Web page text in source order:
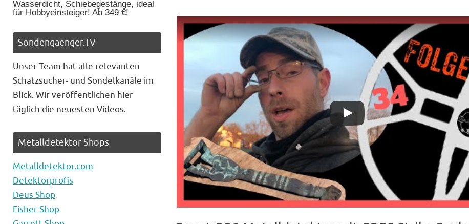
Wasserdicht, Schiebegestänge, ideal
für Hobbyeinsteiger! Ab 349 €!
Sondengaenger.TV
Unser Team hat alle relevanten
Schatzsucher- und Sondelkanäle im
Blick. Wir veröffentlichen hier
täglich die neuesten Videos.
Metalldetektor Shops
Metalldetektor.com
Detektorprofis
Deus Shop
Fisher Shop